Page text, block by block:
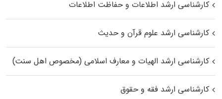
کارشناسی ارشد اطلاعات و حفاظت اطلاعات
کارشناسی ارشد علوم قرآن و حدیث
کارشناسی ارشد الهیات و معارف اسلامی (مخصوص اهل سنت)
کارشناسی ارشد فقه و حقوق